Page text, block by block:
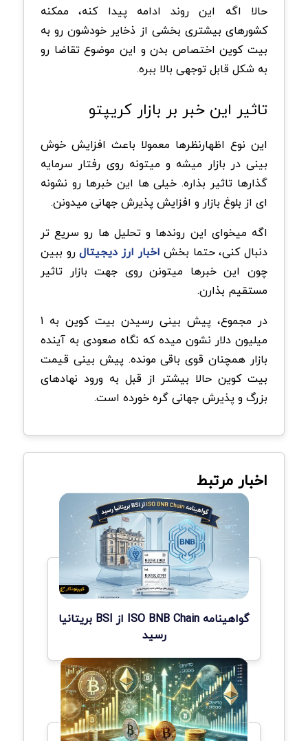
حالا اگه این روند ادامه پیدا کنه، ممکنه
کشورهای بیشتری بخشی از ذخایر خودشون رو به
بیت کوین اختصاص بدن و این موضوع تقاضا رو
به شکل قابل توجهی بالا ببره.
تاثیر این خبر بر بازار کریپتو
این نوع اظهارنظرها معمولا باعث افزایش خوش
بینی در بازار میشه و میتونه روی رفتار سرمایه
گذارها تاثیر بذاره. خیلی ها این خبرها رو نشونه
ای از بلوغ بازار و افزایش پذیرش جهانی میدونن.
اگه میخوای این روندها و تحلیل ها رو سریع تر
دنبال کنی، حتما بخش اخبار ارز دیجیتالرو ببین
چون این خبرها میتونن روی جهت بازار تاثیر
مستقیم بذارن.
در مجموع، پیش بینی رسیدن بیت کوین به ۱
میلیون دلار نشون میده که نگاه صعودی به آینده
بازار همچنان قوی باقی مونده. پیش بینی قیمت
بیت کوین حالا بیشتر از قبل به ورود نهادهای
بزرگ و پذیرش جهانی گره خورده است.
اخبار مرتبط
گواهینامه ISO BNB Chain از BSI بریتانیا
رسید